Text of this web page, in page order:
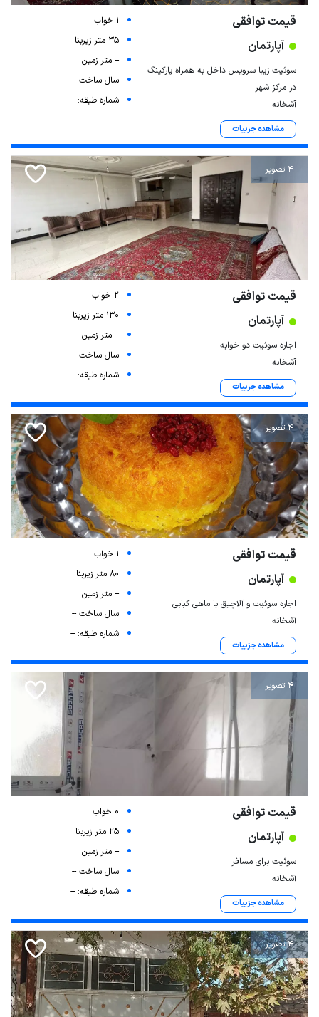
قیمت توافقی
آپارتمان
سوئیت زیبا سرویس داخل به همراه پارکینگ
در مرکز شهر
آشخانه
مشاهده جزییات
1 خواب
35 متر زیربنا
-- متر زمین
سال ساخت --
شماره طبقه: --
4 تصویر
قیمت توافقی
آپارتمان
اجاره سوئیت دو خوابه
آشخانه
مشاهده جزییات
2 خواب
130 متر زیربنا
-- متر زمین
سال ساخت --
شماره طبقه: --
4 تصویر
قیمت توافقی
آپارتمان
اجاره سوئیت و آلاچیق با ماهی کبابی
آشخانه
مشاهده جزییات
1 خواب
80 متر زیربنا
-- متر زمین
سال ساخت --
شماره طبقه: --
4 تصویر
قیمت توافقی
آپارتمان
سوئیت برای مسافر
آشخانه
مشاهده جزییات
0 خواب
25 متر زیربنا
-- متر زمین
سال ساخت --
شماره طبقه: --
4 تصویر